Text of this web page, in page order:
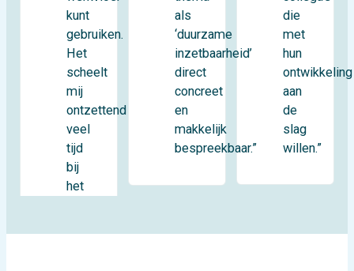
kunt
gebruiken.
Het
scheelt
mij
ontzettend
veel
tijd
bij
het
als
‘duurzame
inzetbaarheid’
direct
concreet
en
makkelijk
bespreekbaar.”
die
met
hun
ontwikkeling
aan
de
slag
willen.”